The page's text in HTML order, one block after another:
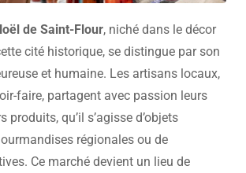
de Saint-Flour, niché dans le décor
cité historique, se distingue par son
et humaine. Les artisans locaux,
faire, partagent avec passion leurs
produits, qu’il s’agisse d’objets
régionales ou de
Ce marché devient un lieu de